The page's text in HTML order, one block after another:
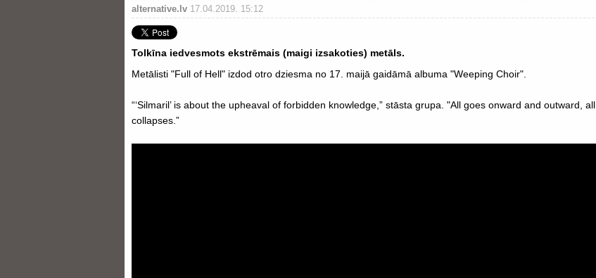
alternative.lv 17.04.2019. 15:12
Tolkīna iedvesmots ekstrēmais (maigi izsakoties) metāls.
Metālisti "Full of Hell" izdod otro dziesma no 17. maijā gaidāmā albuma "Weeping Choir".
“‘Silmaril’ is about the upheaval of forbidden knowledge,” stāsta grupa. "All goes onward and outward, all
collapses.”